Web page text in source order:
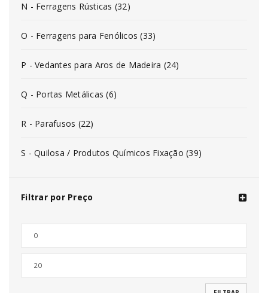
N - Ferragens Rústicas (32)
O - Ferragens para Fenólicos (33)
P - Vedantes para Aros de Madeira (24)
Q - Portas Metálicas (6)
R - Parafusos (22)
S - Quilosa / Produtos Químicos Fixação (39)
Filtrar por Preço